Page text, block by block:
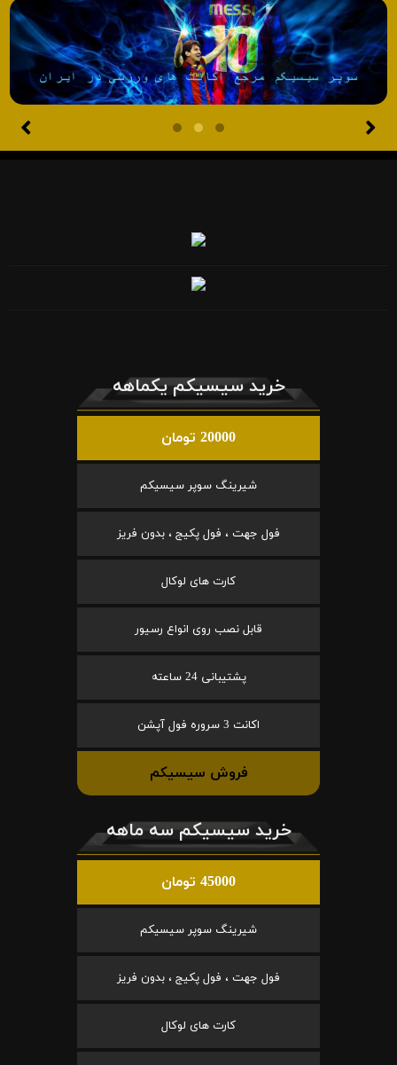
خرید سیسیکم یکماهه
20000 تومان
شیرینگ سوپر سیسیکم
فول جهت ، فول پکیج ، بدون فریز
کارت های لوکال
قابل نصب روی انواع رسیور
پشتیبانی 24 ساعته
اکانت 3 سروره فول آپشن
فروش سیسیکم
خرید سیسیکم سه ماهه
45000 تومان
شیرینگ سوپر سیسیکم
فول جهت ، فول پکیج ، بدون فریز
کارت های لوکال